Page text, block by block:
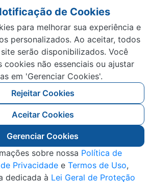
de Cookies
para melhorar sua experiência e
personalizados. Ao aceitar, todos
serão disponibilizados. Você
cookies não essenciais ou ajustar
em 'Gerenciar Cookies'.
Rejeitar Cookies
Aceitar Cookies
Gerenciar Cookies
sobre nossa Política de
Privacidade e Termos de Uso,
dedicada à Lei Geral de Proteção